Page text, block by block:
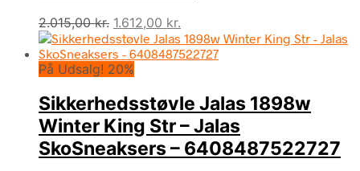
2.015,00kr. Den
oprindelige
pris
var:
1.612,00 kr.
aktuelle
pris
På Udsalg! 20%
Sikkerhedsstøvle Jalas 1898w
Winter King Str – Jalas
SkoSneaksers – 6408487522727